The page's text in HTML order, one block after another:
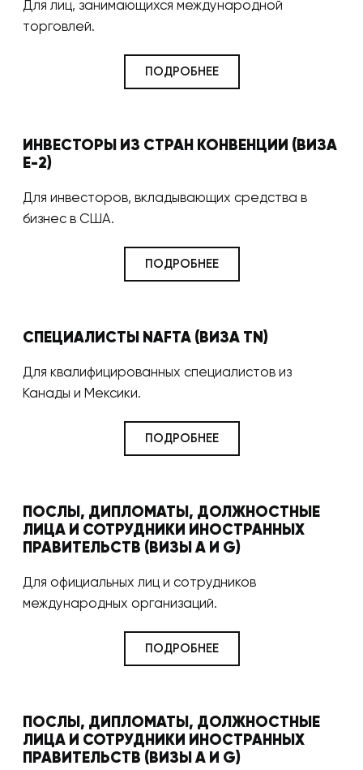
Для лиц, занимающихся международной
торговлей.
ПОДРОБНЕЕ
ИНВЕСТОРЫ ИЗ СТРАН КОНВЕНЦИИ (ВИЗА
E-2)
Для инвесторов, вкладывающих средства в
бизнес в США.
ПОДРОБНЕЕ
СПЕЦИАЛИСТЫ NAFTA (ВИЗА TN)
Для квалифицированных специалистов из
Канады и Мексики.
ПОДРОБНЕЕ
ПОСЛЫ, ДИПЛОМАТЫ, ДОЛЖНОСТНЫЕ
ЛИЦА И СОТРУДНИКИ ИНОСТРАННЫХ
ПРАВИТЕЛЬСТВ (ВИЗЫ A И G)
Для официальных лиц и сотрудников
международных организаций.
ПОДРОБНЕЕ
ПОСЛЫ, ДИПЛОМАТЫ, ДОЛЖНОСТНЫЕ
ЛИЦА И СОТРУДНИКИ ИНОСТРАННЫХ
ПРАВИТЕЛЬСТВ (ВИЗЫ A И G)